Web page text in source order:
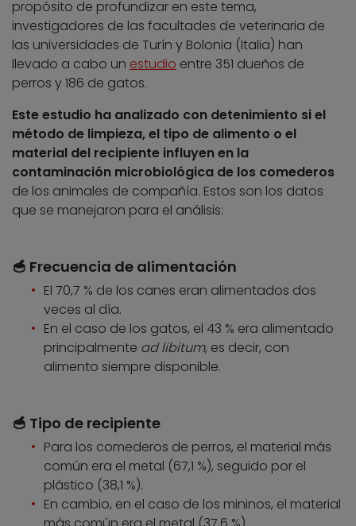
propósito de profundizar en este tema,
investigadores de las facultades de veterinaria de
las universidades de Turín y Bolonia (Italia) han
llevado a cabo un estudio entre 351 dueños de
perros y 186 de gatos.
Este estudio ha analizado con detenimiento si el
método de limpieza, el tipo de alimento o el
material del recipiente influyen en la
contaminación microbiológica de los comederos
de los animales de compañía. Estos son los datos
que se manejaron para el análisis:
🥣 Frecuencia de alimentación
El 70,7 % de los canes eran alimentados dos
veces al día.
En el caso de los gatos, el 43 % era alimentado
principalmente ad libitum, es decir, con
alimento siempre disponible.
🥣 Tipo de recipiente
Para los comederos de perros, el material más
común era el metal (67,1 %), seguido por el
plástico (38,1 %).
En cambio, en el caso de los mininos, el material